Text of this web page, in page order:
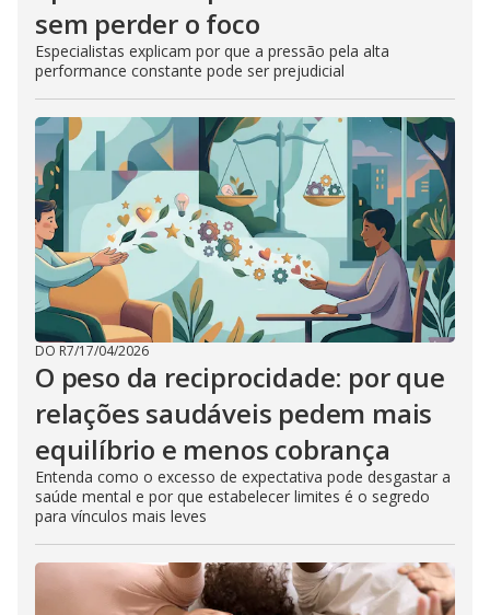
sem perder o foco
Especialistas explicam por que a pressão pela alta
performance constante pode ser prejudicial
DO R7/17/04/2026
O peso da reciprocidade: por que
relações saudáveis pedem mais
equilíbrio e menos cobrança
Entenda como o excesso de expectativa pode desgastar a
saúde mental e por que estabelecer limites é o segredo
para vínculos mais leves